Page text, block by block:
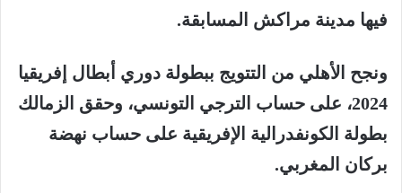
فيها مدينة مراكش المسابقة.
ونجح الأهلي من التتويج ببطولة دوري أبطال إفريقيا
2024، على حساب الترجي التونسي، وحقق الزمالك
بطولة الكونفدرالية الإفريقية على حساب نهضة
بركان المغربي.